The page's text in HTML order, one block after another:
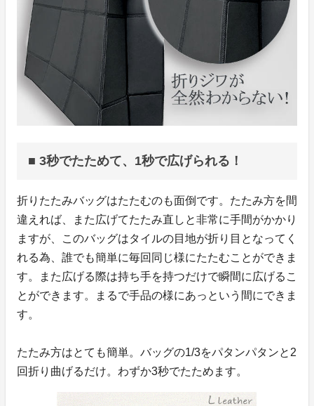
■ 3秒でたためて、1秒で広げられる！
折りたたみバッグはたたむのも面倒です。たたみ方を間
違えれば、また広げてたたみ直しと非常に手間がかかり
ますが、このバッグはタイルの目地が折り目となってく
れる為、誰でも簡単に毎回同じ様にたたむことができま
す。また広げる際は持ち手を持つだけで瞬間に広げるこ
とができます。まるで手品の様にあっという間にできま
す。
たたみ方はとても簡単。バッグの1/3をパタンパタンと2
回折り曲げるだけ。わずか3秒でたためます。